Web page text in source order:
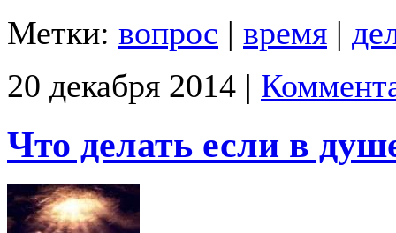
Метки: вопрос | время |
20 декабря 2014 |
Что делать если в